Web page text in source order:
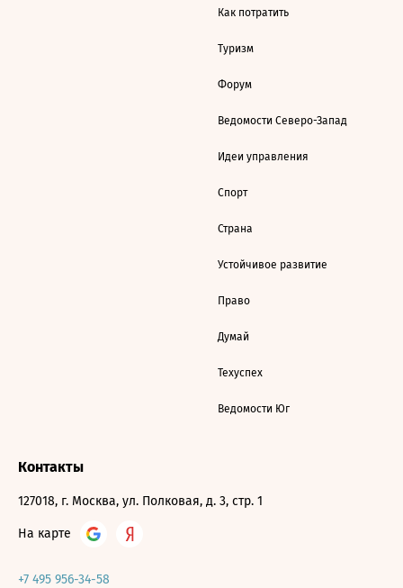
Как потратить
Туризм
Форум
Ведомости Северо-Запад
Идеи управления
Спорт
Страна
Устойчивое развитие
Право
Думай
Техуспех
Ведомости Юг
Контакты
127018, г. Москва, ул. Полковая, д. 3, стр. 1
На карте
+7 495 956-34-58